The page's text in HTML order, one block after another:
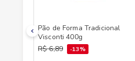
Pão de Forma Tradicional
Visconti 400g
R$ 6,89 13%